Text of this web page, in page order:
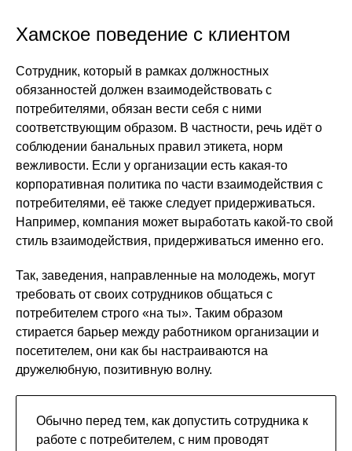
Хамское поведение с клиентом
Сотрудник, который в рамках должностных
обязанностей должен взаимодействовать с
потребителями, обязан вести себя с ними
соответствующим образом. В частности, речь идёт о
соблюдении банальных правил этикета, норм
вежливости. Если у организации есть какая-то
корпоративная политика по части взаимодействия с
потребителями, её также следует придерживаться.
Например, компания может выработать какой-то свой
стиль взаимодействия, придерживаться именно его.
Так, заведения, направленные на молодежь, могут
требовать от своих сотрудников общаться с
потребителем строго «на ты». Таким образом
стирается барьер между работником организации и
посетителем, они как бы настраиваются на
дружелюбную, позитивную волну.
Обычно перед тем, как допустить сотрудника к
работе с потребителем, с ним проводят